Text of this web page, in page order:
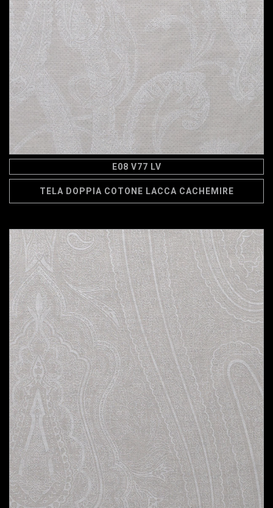
E08 V77 LV
TELA DOPPIA COTONE LACCA CACHEMIRE